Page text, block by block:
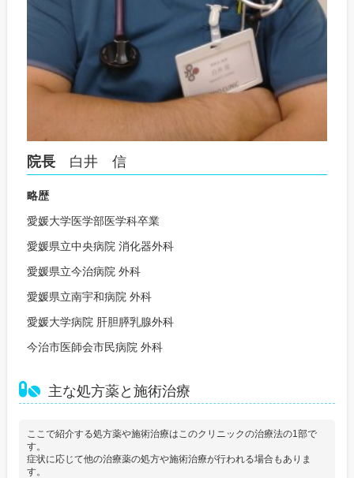
院長白井 信
略歴
愛媛大学医学部医学科卒業
愛媛県立中央病院 消化器外科
愛媛県立今治病院 外科
愛媛県立南宇和病院 外科
愛媛大学病院 肝胆膵乳腺外科
今治市医師会市民病院 外科
主な処方薬と施術治療
ここで紹介する処方薬や施術治療はこのクリニックの治療法の1部で
す。
症状に応じて他の治療薬の処方や施術治療が行われる場合もありま
す。